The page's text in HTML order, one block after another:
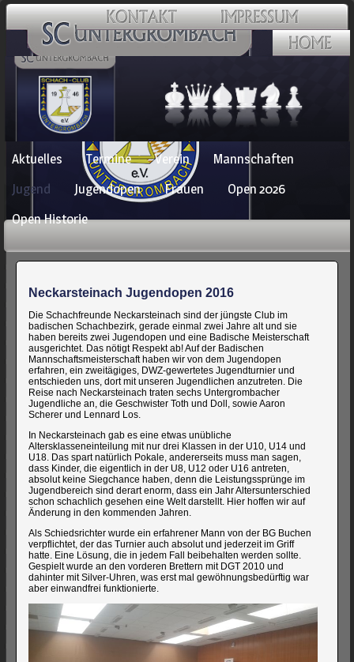
Navigation
überspringen
Aktuelles Termine Verein
Mannschaften
Jugend
Jugendopen Frauen
Open 2026
Open Historie
Neckarsteinach Jugendopen 2016
Die Schachfreunde Neckarsteinach sind der jüngste Club im
badischen Schachbezirk, gerade einmal zwei Jahre alt und sie
haben bereits zwei Jugendopen und eine Badische Meisterschaft
ausgerichtet. Das nötigt Respekt ab! Auf der Badischen
Mannschaftsmeisterschaft haben wir von dem Jugendopen
erfahren, ein zweitägiges, DWZ-gewertetes Jugendturnier und
entschieden uns, dort mit unseren Jugendlichen anzutreten. Die
Reise nach Neckarsteinach traten sechs Untergrombacher
Jugendliche an, die Geschwister Toth und Doll, sowie Aaron
Scherer und Lennard Los.
In Neckarsteinach gab es eine etwas unübliche
Altersklasseneinteilung mit nur drei Klassen in der U10, U14 und
U18. Das spart natürlich Pokale, andererseits muss man sagen,
dass Kinder, die eigentlich in der U8, U12 oder U16 antreten,
absolut keine Siegchance haben, denn die Leistungssprünge im
Jugendbereich sind derart enorm, dass ein Jahr Altersunterschied
schon schachlich gesehen eine Welt darstellt. Hier hoffen wir auf
Änderung in den kommenden Jahren.
Als Schiedsrichter wurde ein erfahrener Mann von der BG Buchen
verpflichtet, der das Turnier auch absolut und jederzeit im Griff
hatte. Eine Lösung, die in jedem Fall beibehalten werden sollte.
Gespielt wurde an den vorderen Brettern mit DGT 2010 und
dahinter mit Silver-Uhren, was erst mal gewöhnungsbedürftig war
aber einwandfrei funktionierte.